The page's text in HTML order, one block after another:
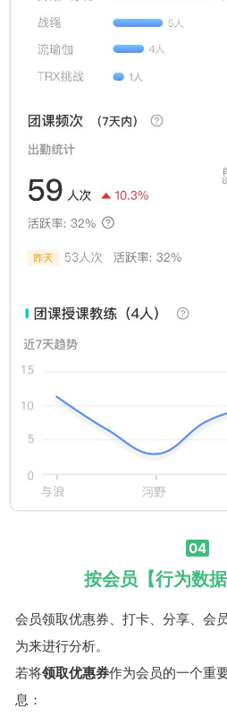
04
按会员【行为数
会员领取优惠券、打卡、分享、会
为来进行分析。
若将领取优惠券作为会员的一个重
息：